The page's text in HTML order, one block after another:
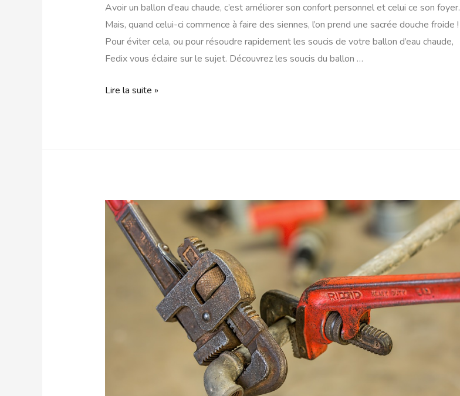
Avoir un ballon d’eau chaude, c’est améliorer son confort personnel et celui ce son foyer.
Mais, quand celui-ci commence à faire des siennes, l’on prend une sacrée douche froide !
Pour éviter cela, ou pour résoudre rapidement les soucis de votre ballon d’eau chaude,
Fedix vous éclaire sur le sujet. Découvrez les soucis du ballon …
Lire la suite »